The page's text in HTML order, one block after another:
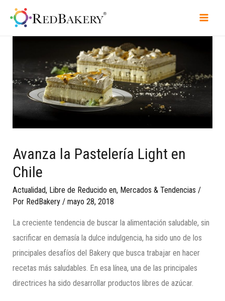
Avanza la Pastelería Light en
Chile
Actualidad, Libre de Reducido en, Mercados & Tendencias /
Por RedBakery /mayo 28, 2018
La creciente tendencia de buscar la alimentación saludable, sin
sacrificar en demasía la dulce indulgencia, ha sido uno de los
principales desafíos del Bakery que busca trabajar en hacer
recetas más saludables. En esa línea, una de las principales
directrices ha sido desarrollar productos libres de azúcar.